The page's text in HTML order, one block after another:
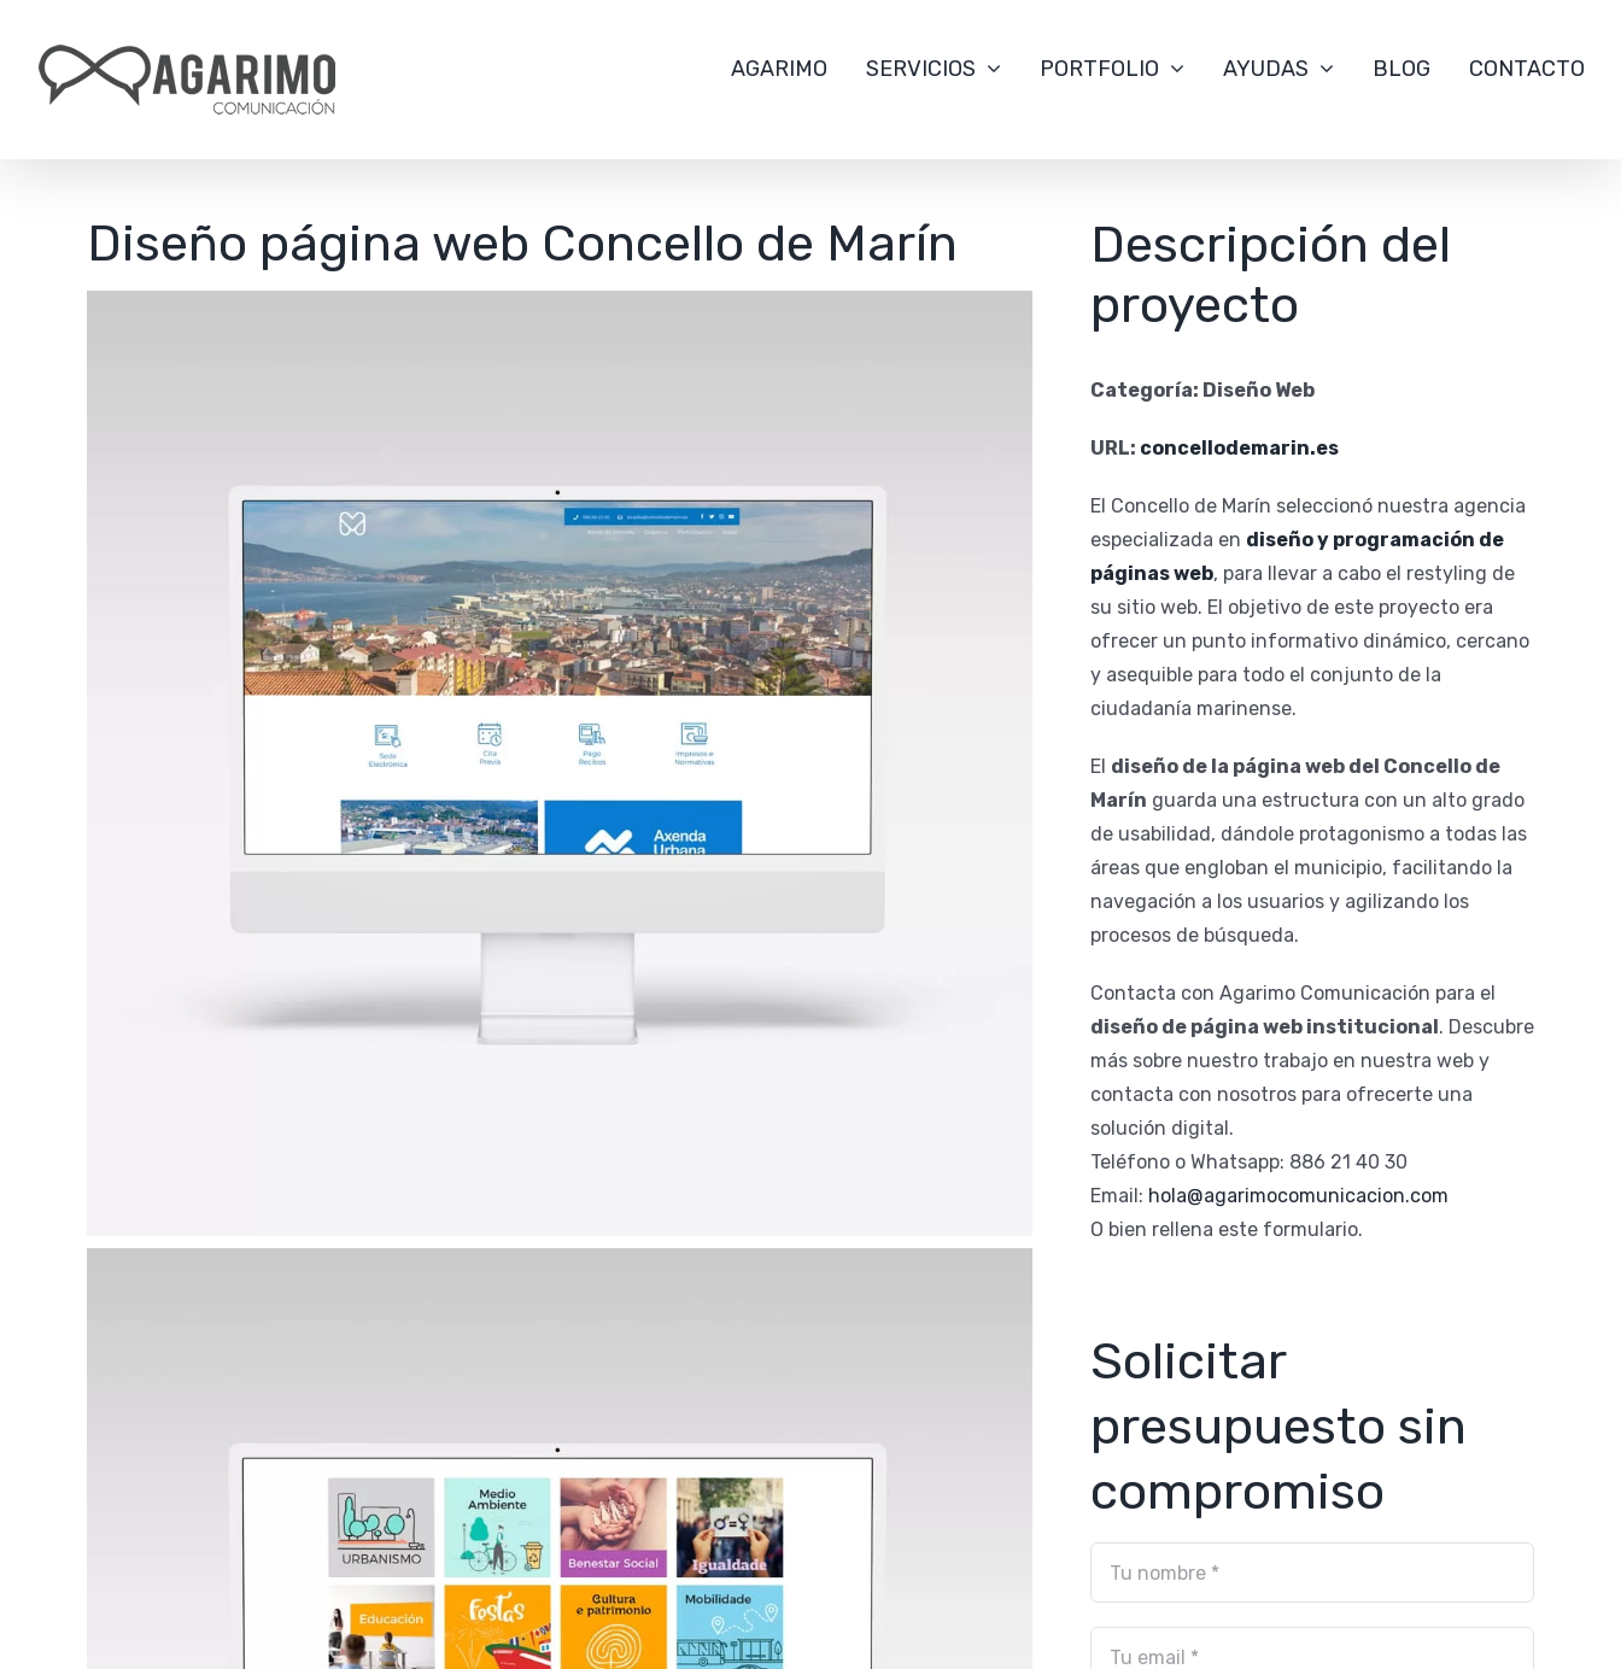
contenido
AGARIMO SERVICIOS PORTFOLIO AYUDAS BLOG CONTACTO
Diseño página web Concello de Marín
Descripción del
proyecto
Categoría: Diseño Web
URL: concellodemarin.es
El Concello de Marín seleccionó nuestra agencia
especializada en diseño y programación de
páginas web, para llevar a cabo el restyling de
su sitio web. El objetivo de este proyecto era
ofrecer un punto informativo dinámico, cercano
y asequible para todo el conjunto de la
ciudadanía marinense.
El diseño de la página web del Concello de
Marín guarda una estructura con un alto grado
de usabilidad, dándole protagonismo a todas las
áreas que engloban el municipio, facilitando la
navegación a los usuarios y agilizando los
procesos de búsqueda.
Contacta con Agarimo Comunicación para el
diseño de página web institucional. Descubre
más sobre nuestro trabajo en nuestra web y
contacta con nosotros para ofrecerte una
solución digital.
Teléfono o Whatsapp: 886 21 40 30
Email: hola@agarimocomunicacion.com
O bien rellena este formulario.
Solicitar
presupuesto sin
compromiso